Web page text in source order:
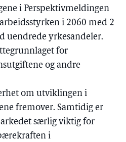
i Perspektivmeldingen
i 2060 med 2
uendrede yrkesandeler.
for
og andre
om utviklingen i
fremover. Samtidig er
særlig viktig for
i